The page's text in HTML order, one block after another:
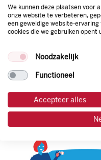
van de laagste prijs.
We kunnen deze plaatsen voor
onze website te verbeteren,
een geweldige website-
cookies die we gebruiken opent
Noodzakelijk
Functioneel
Accepteer alles